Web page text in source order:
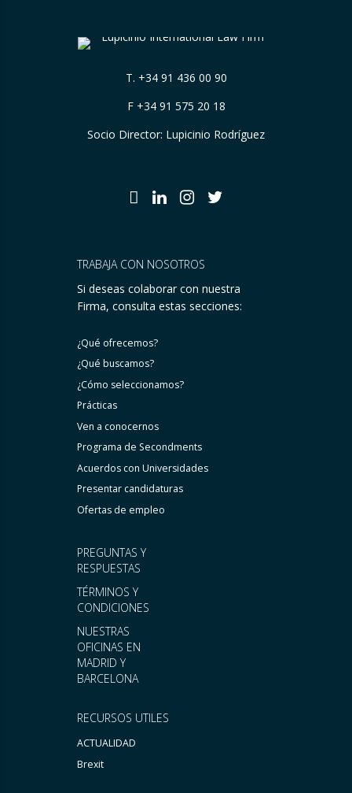
T. +34 91 436 00 90
F +34 91 575 20 18
Socio Director: Lupicinio Rodríguez
RECURSOS UTILES
ACTUALIDAD
Brexit
PREGUNTAS Y
RESPUESTAS
TÉRMINOS Y
CONDICIONES
NUESTRAS
OFICINAS EN
MADRID Y
BARCELONA
TRABAJA CON NOSOTROS
Si deseas colaborar con nuestra
Firma, consulta estas secciones:
¿Qué ofrecemos?
¿Qué buscamos?
¿Cómo seleccionamos?
Prácticas
Ven a conocernos
Programa de Secondments
Acuerdos con Universidades
Presentar candidaturas
Ofertas de empleo